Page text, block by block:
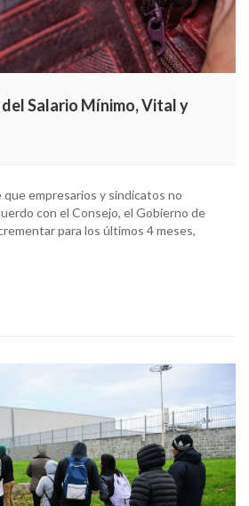
Salario Mínimo, Vital y
empresarios y sindicatos no
con el Consejo, el Gobierno de
para los últimos 4 meses,